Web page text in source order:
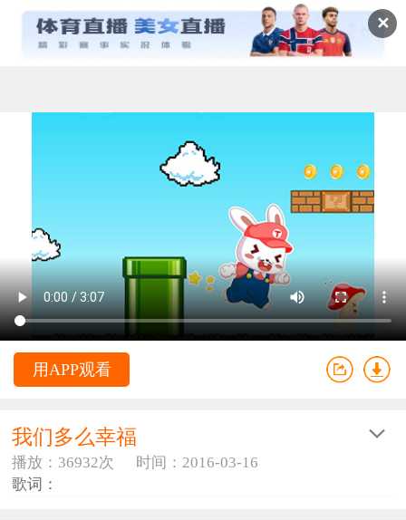
✕
用APP观看
我们多么幸福
播放：36932次
时间：2016-03-16
歌词：